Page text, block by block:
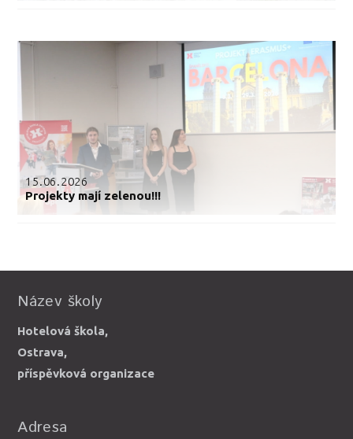
15.06.2026
Projekty mají zelenou!!!
Název školy
Hotelová škola,
Ostrava,
příspěvková organizace
Adresa